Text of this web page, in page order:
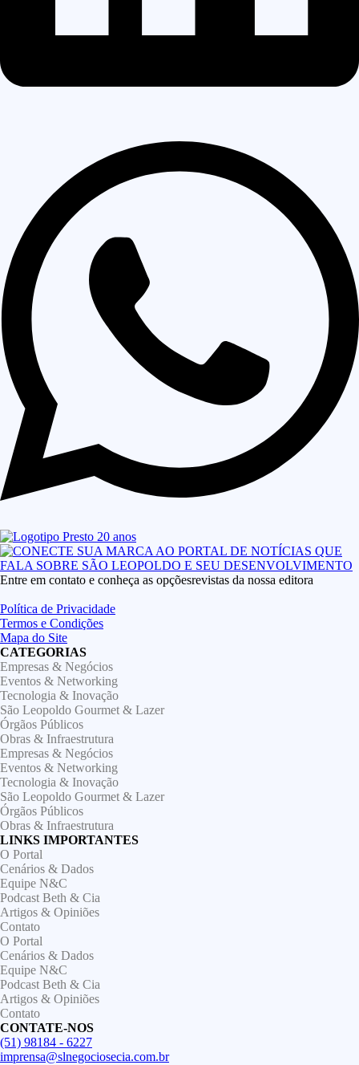
Entre em contato e conheça as opçõesrevistas da nossa editora
Política de Privacidade
Termos e Condições
Mapa do Site
CATEGORIAS
Empresas & Negócios
Eventos & Networking
Tecnologia & Inovação
São Leopoldo Gourmet & Lazer
Órgãos Públicos
Obras & Infraestrutura
Empresas & Negócios
Eventos & Networking
Tecnologia & Inovação
São Leopoldo Gourmet & Lazer
Órgãos Públicos
Obras & Infraestrutura
LINKS IMPORTANTES
O Portal
Cenários & Dados
Equipe N&C
Podcast Beth & Cia
Artigos & Opiniões
Contato
O Portal
Cenários & Dados
Equipe N&C
Podcast Beth & Cia
Artigos & Opiniões
Contato
CONTATE-NOS
(51) 98184 - 6227
imprensa@slnegociosecia.com.br